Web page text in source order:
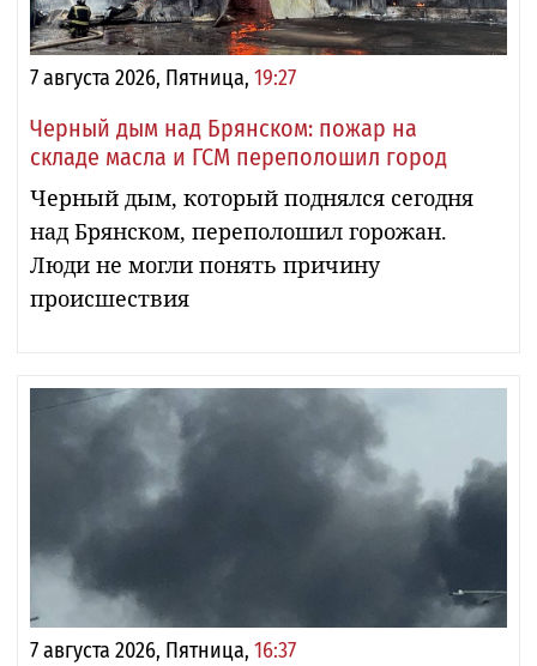
7 августа 2026, Пятница, 19:27
Черный дым над Брянском: пожар на
складе масла и ГСМ переполошил город
Черный дым, который поднялся сегодня
над Брянском, переполошил горожан.
Люди не могли понять причину
происшествия
7 августа 2026, Пятница, 16:37